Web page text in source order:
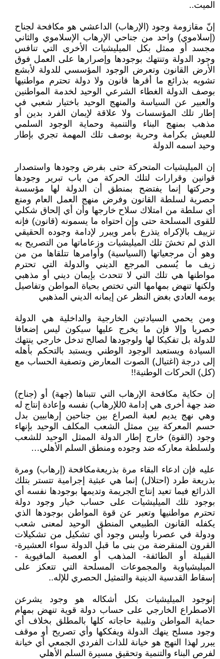
الميت..
إنّ مقازومة وجود (الإرهاب) الداعشي هو مكافحة لجناح
(إسلاموي) واحد من جناحي الإرهاب الإسلاموي والثاني
مجسد أو ممثل بكل الميليشيات الأخرى التي تنافس
وجود الدولة وتنتهك بوجودها وإصرارها على العمل فوق
الأرض القانون وتعرض الوجود المؤسسي للدولة لأبشع
تشويه بذرائع ما أقرها قانون ولا دولة تحترم مواطنيها
بوصف الدولة الغطاء الشرعي الوحيد لخدمة المواطنين
والعبير عن السياسة والمنهج الوحيد باختيار شعبي في
إطار تلك المؤسسات ولا علاقة لإيمان الفرد بدين أو
مذهب بمنهج البناء والتنمية وحماية الوجود السلمي
للعيش بكرامة وحرية بوصف تلك المهمة تجري بإطار
وحيد اسمه الدولة
إن الميليشيات المتحركة حتى بفرض وجودها واستصدار
قوانين وقرارات لتلك الحركة من باب تبرير وجودها
وحركتها إنما يفتضح بمنطق أن الدولة لها مؤسسة
حصرية لسلطة القانون وفرض منهج العمل العام ومنع
أي سلطة من امتلاك سلاح خارجها وأن أي إلحاق شكلي
للقوى المسلحة حتى وإن احتواه ما يسمونه (قانون) فإنه
تزييف بالإكراه يتذرع بأمر ويبرر لإدامة وجوده الحقيقي
الذي لم تخشَ تلك الميليشيات وزعاماتها من التصريح به
وهو أن مرجعياتها (السياسية) وأوامرها تتلقاها من من
زيف ما يُسمى المرجع الديني والدولة التي تحترم
مواطنها هي تلك التي لا تتحدث بإيمان ديني أو مذهبي
ولكنها تنهض بمهامها التي تختص بحياة المواطن وتفاصيل
يومه العادي بغض النظر عن إيمانه الديني المذهبي
ومن يحمي السيادتين الخارجية والداخلية هي الدولة
حصريا وإلا فإن ما يخرج عليها سيكون ليس إضعافا
للدولة بل تفكيكا لها ولوجودها لصالح تدخل خارجي ينتهك
السيادة ويستعبد الوجود الوطني ويستبد بالتحكم بأهله
إلى درجة (اغتيال) الصوت المعارض وتصفية الحساب مع
(كل) الحركات الوطنية!!
إن حكاية مكافحة الإرهاب التي تتبناها (جهة) أو (جناح)
ضد جهة أخرى هي إدامة 0للإرهاب) نفسه وإعادة إنتاج له
وهي نهج يديم لعبة الصراع بين جناحين إرهابيين بدل
حسم المعركة بين ممثل الشعب المكلف الوحيد بإنهاء
وجود (القوة) خارج إطار الدولة الممثل الوحيد للشعب
ولسلطة معاركه ضد وجوده ومنطق السلم الأهلي…
عليه فإن ادعاء البقاء مرة بذريعةمكافحة (إرهاب) ومرة
بذريعة طرد (احتلال) إنما هي عبثية إجرامية تتستر بتلك
الذرائع فيما تعيد إنتاج الجريمة وتديمها بوجودها نفسه أي
بوجود تلك الميليشيات على حساب خيار وجود دولة
تحترم مواطنيها وتعبر عن قوة المواطن بوجودها الذي
يكفله القانون الطبيعي المنطق الوحيد لمعنى شعب
ودولة في عصرنا وليس وجود أي تشكيل من تشكيلات
القرون المنقرضة من بنى ما قبل الدولة سواء العشيرة-
القبيلة أو الطائفة- المذهب أو العصبة المافيوية -
الميليشياوية والمجموعات المسلحة التي تتعكز على
إسقاط القدسية الدينية والتمثيل الحصري للإله..
إنوجود الميليشيات بكل أشكاله هو وجود يشرعن
الاصطراع الخارجي على حساب دولة قوية تنهض بمهام
حماية المواطن وتلبية حاجاته كلها بالمطلق بخلاف أي
وجود مسلح ينهك الدولة ويفككها وأي تصريح أو موقف
يبرر لهذا النهج هو خيانة للذات الفردي الجمعي أي خيانة
لفرص البناء والتنمية وتحقيق مسيرة السلم الأهلي